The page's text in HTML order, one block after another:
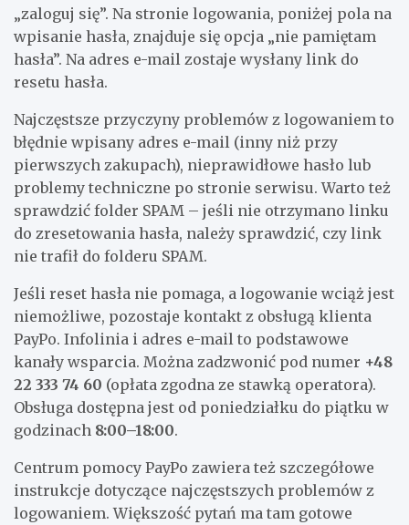
„zaloguj się”. Na stronie logowania, poniżej pola na
wpisanie hasła, znajduje się opcja „nie pamiętam
hasła”. Na adres e-mail zostaje wysłany link do
resetu hasła.
Najczęstsze przyczyny problemów z logowaniem to
błędnie wpisany adres e-mail (inny niż przy
pierwszych zakupach), nieprawidłowe hasło lub
problemy techniczne po stronie serwisu. Warto też
sprawdzić folder SPAM – jeśli nie otrzymano linku
do zresetowania hasła, należy sprawdzić, czy link
nie trafił do folderu SPAM.
Jeśli reset hasła nie pomaga, a logowanie wciąż jest
niemożliwe, pozostaje kontakt z obsługą klienta
PayPo. Infolinia i adres e-mail to podstawowe
kanały wsparcia. Można zadzwonić pod numer +48
22 333 74 60 (opłata zgodna ze stawką operatora).
Obsługa dostępna jest od poniedziałku do piątku w
godzinach 8:00–18:00.
Centrum pomocy PayPo zawiera też szczegółowe
instrukcje dotyczące najczęstszych problemów z
logowaniem. Większość pytań ma tam gotowe